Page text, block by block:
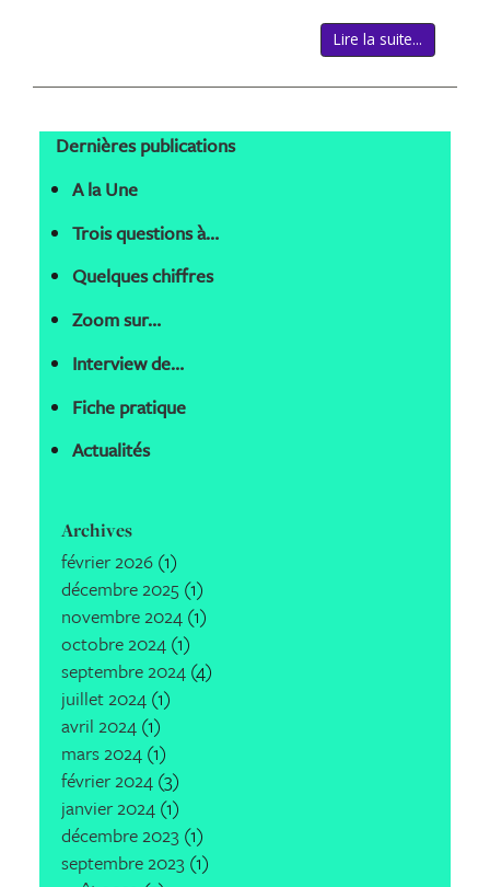
Lire la suite...
Dernières publications
A la Une
Trois questions à…
Quelques chiffres
Zoom sur…
Interview de…
Fiche pratique
Actualités
Archives
février 2026(1)
décembre 2025 (1)
novembre 2024(1)
octobre 2024(1)
septembre 2024(4)
juillet 2024(1)
avril 2024(1)
mars 2024(1)
février 2024(3)
janvier 2024(1)
décembre 2023(1)
septembre 2023(1)